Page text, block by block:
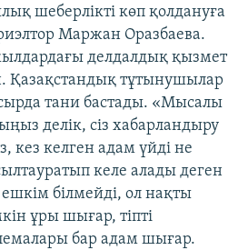
шеберлікті көп қолдануға
Маржан Оразбаева.
делдалдық қызмет
Қазақстандық тұтынушылар
тани бастады. «Мысалы
делік, сіз хабарландыру
кез келген адам үйді не
келе алады деген
білмейді, ол нақты
ұры шығар, тіпті
бар адам шығар.